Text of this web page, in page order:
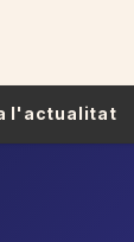
l'actualitat